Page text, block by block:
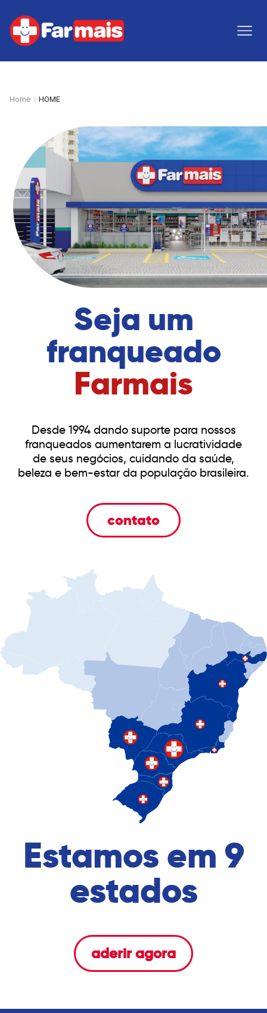
Home HOME
Seja um
franqueado
Farmais
Desde 1994 dando suporte para nossos
franqueados aumentarem a lucratividade
de seus negócios, cuidando da saúde,
beleza e bem-estar da população brasileira.
contato
Estamos em 9
estados
aderir agora